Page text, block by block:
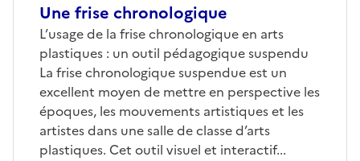
Une frise chronologique
L’usage de la frise chronologique en arts
plastiques : un outil pédagogique suspendu
La frise chronologique suspendue est un
excellent moyen de mettre en perspective les
époques, les mouvements artistiques et les
artistes dans une salle de classe d’arts
plastiques. Cet outil visuel et interactif...